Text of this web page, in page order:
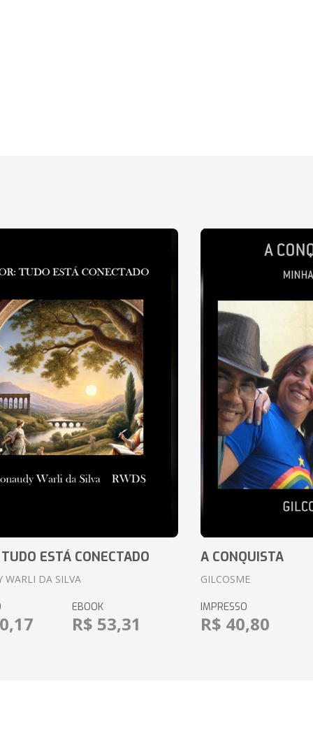
ESTÁ CONECTADO
WARLI DA SILVA
EBOOK
R$ 53,31
A CONQUISTA
GILCOSME
IMPRESSO
R$ 40,80